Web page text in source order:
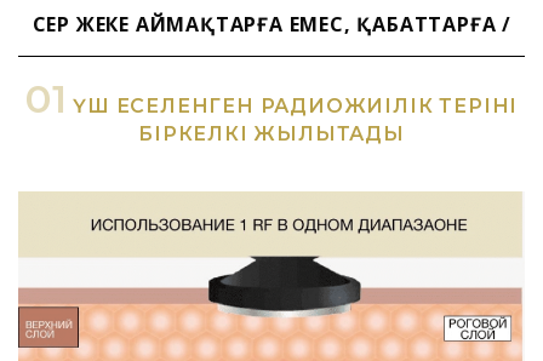
ӘСЕР ЖЕКЕ АЙМАҚТАРҒА ЕМЕС, ҚАБАТТАРҒА /
01 ҮШ ЕСЕЛЕНГЕН РАДИОЖИІЛІК ТЕРІНІ
БІРКЕЛКІ ЖЫЛЫТАДЫ